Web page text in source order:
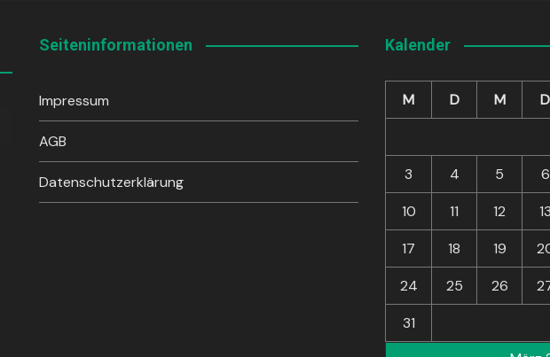
Seiteninformationen
Impressum
AGB
Datenschutzerklärung
Kalender
M D M D
3
4 5 6
10
11 12 13
17
18 19
24
25 26
31